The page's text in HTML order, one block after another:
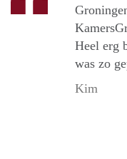
Heel erg
was zo
Kim